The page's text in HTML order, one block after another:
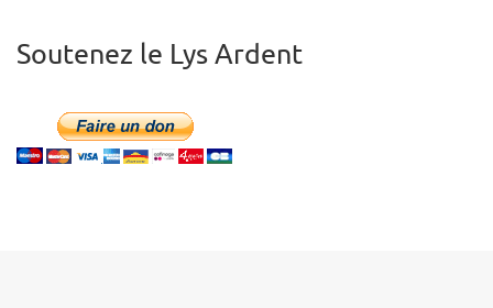
Soutenez le Lys Ardent